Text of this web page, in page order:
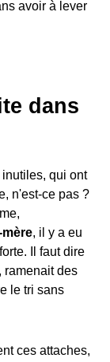
avoir à lever
dans
inutiles, qui ont
n'est-ce pas ?
, il y a eu
Il faut dire
ramenait des
le tri sans
ces attaches,